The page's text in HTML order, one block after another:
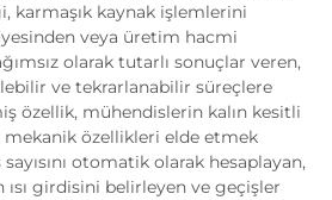
karmaşık kaynak işlemlerini
veya üretim hacmi
olarak tutarlı sonuçlar veren,
ve tekrarlanabilir süreçlere
özellik, mühendislerin kalın kesitli
özellikleri elde etmek
otomatik olarak hesaplayan,
girdisini belirleyen ve geçişler